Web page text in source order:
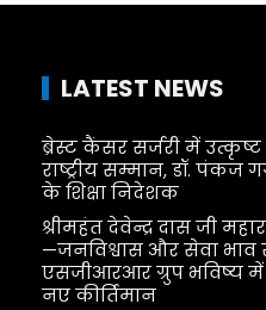
LATEST NEWS
ब्रेस्ट कैंसर सर्जरी में
राष्ट्रीय सम्मान, डॉ. पंकज
के शिक्षा निदेशक
श्रीमहंत देवेन्द्र दास जी
—जनविश्वास और सेवा भाव
एसजीआरआर ग्रुप भविष्य में
नए कीर्तिमान